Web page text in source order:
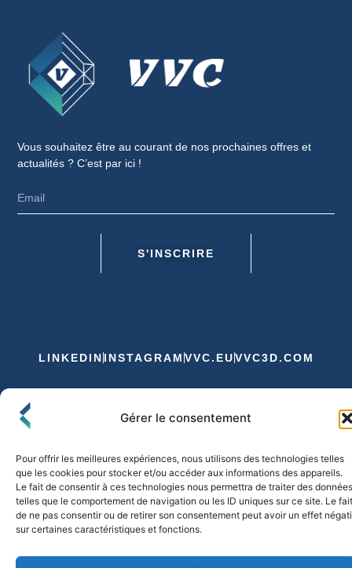
Gérer le consentement
Pour offrir les meilleures expériences, nous utilisons des technologies telles
que les cookies pour stocker et/ou accéder aux informations des appareils.
Le fait de consentir à ces technologies nous permettra de traiter des données
telles que le comportement de navigation ou les ID uniques sur ce site. Le fait
de ne pas consentir ou de retirer son consentement peut avoir un effet
sur certaines caractéristiques et fonctions.
Vous souhaitez être au courant de nos prochaines offres et
actualités ? C’est par ici !
S'INSCRIRE
LINKEDIN INSTAGRAM VVC.EUVVC3D.COM
Politique de Confidentialité et de CookiesExpédition et Livraison
© 2026 FLO & CO. All Rights Reserved